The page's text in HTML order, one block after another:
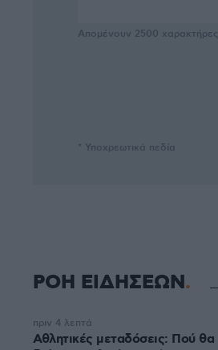
Απομένουν 2500 χαρακτήρες
* Υποχρεωτικά πεδία
ΡΟΗ ΕΙΔΗΣΕΩΝ
Αθλητικές μεταδόσεις: Πού θα
πριν 4 λεπτά